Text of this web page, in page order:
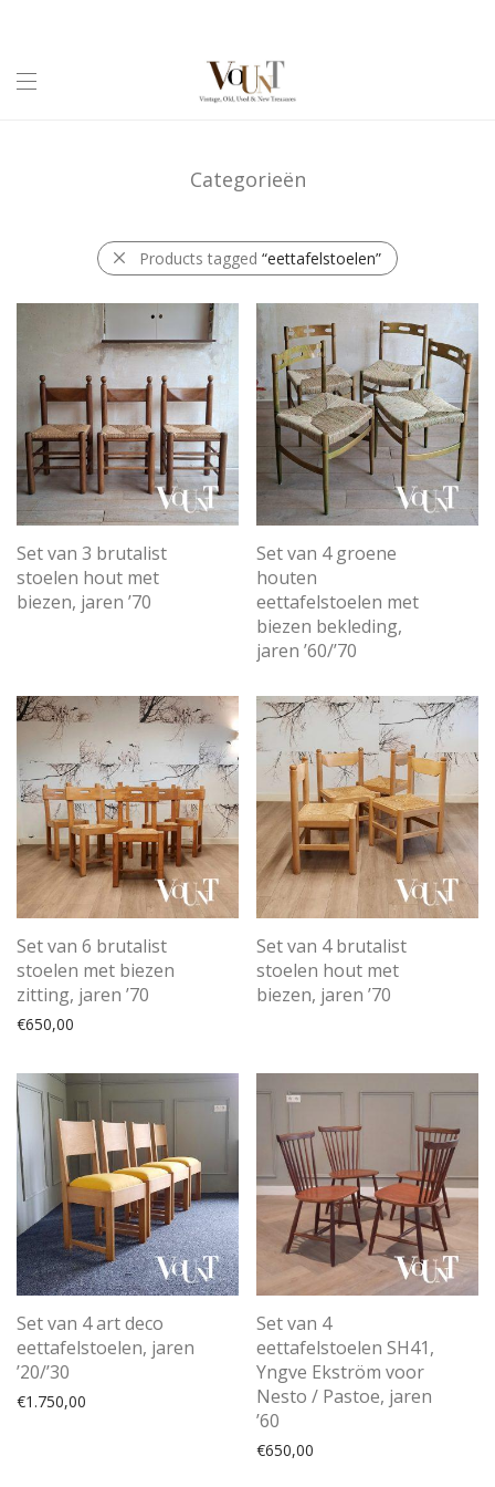
Categorieën
Products tagged “eettafelstoelen”
Set van 3 brutalist
stoelen hout met
biezen, jaren ’70
Set van 4 groene
houten
eettafelstoelen met
biezen bekleding,
jaren ’60/’70
Set van 6 brutalist
stoelen met biezen
zitting, jaren ’70
€650,00
Set van 4 brutalist
stoelen hout met
biezen, jaren ’70
Set van 4 art deco
eettafelstoelen, jaren
’20/’30
€1.750,00
Set van 4
eettafelstoelen SH41,
Yngve Ekström voor
Nesto / Pastoe, jaren
’60
€650,00